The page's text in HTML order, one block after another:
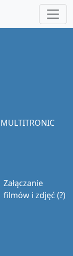
Załączanie
filmów i zdjęć (?)